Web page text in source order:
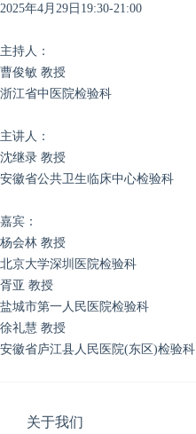
2025年4月29日19:30-21:00
主持人：
曹俊敏 教授
浙江省中医院检验科
主讲人：
沈继录 教授
安徽省公共卫生临床中心检验科
嘉宾：
杨会林 教授
北京大学深圳医院检验科
胥亚 教授
盐城市第一人民医院检验科
徐礼慧 教授
安徽省庐江县人民医院(东区)检验科
关于我们